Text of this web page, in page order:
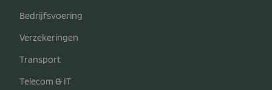
Bedrijfsvoering
Verzekeringen
Transport
Telecom & IT